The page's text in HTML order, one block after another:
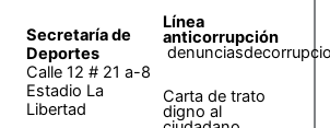
Secretaría de
Deportes
Calle 12 # 21 a-8
Estadio La
Libertad
Línea
anticorrupción
Carta de trato
digno al